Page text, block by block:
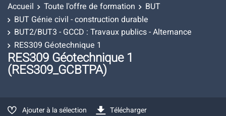
Accueil Toute l'offre de formation
BUT
BUT Génie civil - construction durable
BUT2/BUT3 - GCCD : Travaux publics - Alternance
RES309 Géotechnique 1
RES309 Géotechnique 1
(RES309_GCBTPA)
Ajouter à la sélection Télécharger